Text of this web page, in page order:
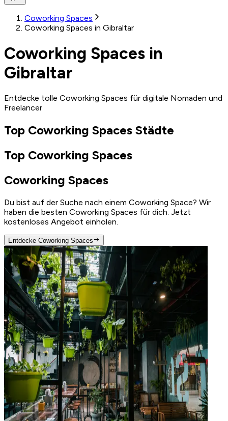
Coworking Spaces
Coworking Spaces in Gibraltar
Coworking Spaces in
Gibraltar
Entdecke tolle Coworking Spaces für digitale Nomaden und
Freelancer
Top Coworking Spaces Städte
Top Coworking Spaces
Coworking Spaces
Du bist auf der Suche nach einem Coworking Space? Wir
haben die besten Coworking Spaces für dich. Jetzt
kostenloses Angebot einholen.
Entdecke Coworking Spaces